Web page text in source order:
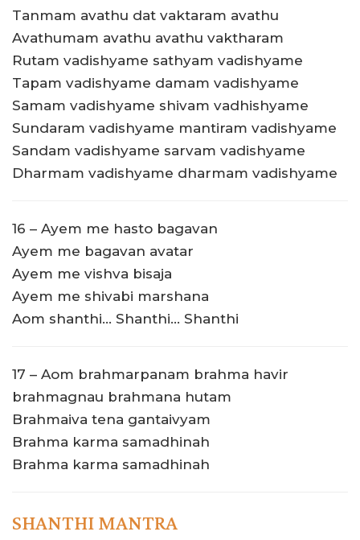
Tanmam avathu dat vaktaram avathu
Avathumam avathu avathu vaktharam
Rutam vadishyame sathyam vadishyame
Tapam vadishyame damam vadishyame
Samam vadishyame shivam vadhishyame
Sundaram vadishyame mantiram vadishyame
Sandam vadishyame sarvam vadishyame
Dharmam vadishyame dharmam vadishyame
16 – Ayem me hasto bagavan
Ayem me bagavan avatar
Ayem me vishva bisaja
Ayem me shivabi marshana
Aom shanthi… Shanthi… Shanthi
17 – Aom brahmarpanam brahma havir
brahmagnau brahmana hutam
Brahmaiva tena gantaivyam
Brahma karma samadhinah
Brahma karma samadhinah
SHANTHI MANTRA